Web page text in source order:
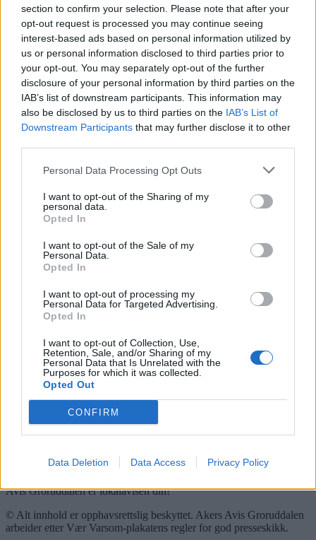
section to confirm your selection. Please note that after your
opt-out request is processed you may continue seeing
interest-based ads based on personal information utilized by
us or personal information disclosed to third parties prior to
your opt-out. You may separately opt-out of the further
disclosure of your personal information by third parties on the
IAB’s list of downstream participants. This information may
also be disclosed by us to third parties on the IAB’s List of
Downstream Participants that may further disclose it to other
Personal Data Processing Opt Outs
I want to opt-out of the Sharing of my
personal data.
Opted In
I want to opt-out of the Sale of my
Personal Data.
Opted In
I want to opt-out of processing my
Personal Data for Targeted Advertising.
Opted In
I want to opt-out of Collection, Use,
Retention, Sale, and/or Sharing of my
Personal Data that Is Unrelated with the
Purposes for which it was collected.
Opted Out
CONFIRM
Data Deletion Data Access Privacy Policy
Redd Barna ute med nytt tegneseriehefte:
Barna på Haugen
fikk lese det først
Abonnement
Logg inn
Kontakt
Trondheimsveien 459
0962 Oslo
Åpningstider
Sentralbord mandag-fredag 08.30-16.30
22 91 88 20
Hjalmar Kielland jr.
Redaktør
Send e-post
Pressens faglige utvalg
Avis Groruddalen er lokalavisen din!
© Alt innhold er opphavsrettslig beskyttet. Akers Avis Groruddalen
arbeider etter Vær Varsom-plakatens regler for god presseskikk.